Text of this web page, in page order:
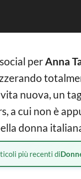
perAnna
nuova, un
a cui non è
donna
più recenti di